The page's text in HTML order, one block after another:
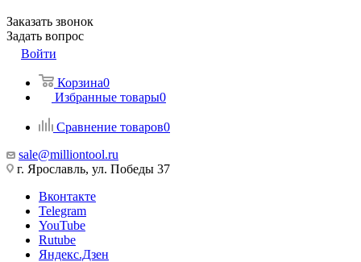
Заказать звонок
Задать вопрос
Войти
Корзина0
Избранные товары0
Сравнение товаров0
sale@milliontool.ru
г. Ярославль, ул. Победы 37
Вконтакте
Telegram
YouTube
Rutube
Яндекс.Дзен